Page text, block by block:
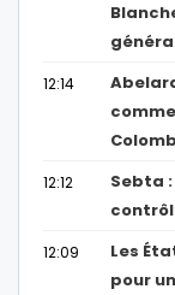
12:14
12:12
Sebta
12:09
Les
pour